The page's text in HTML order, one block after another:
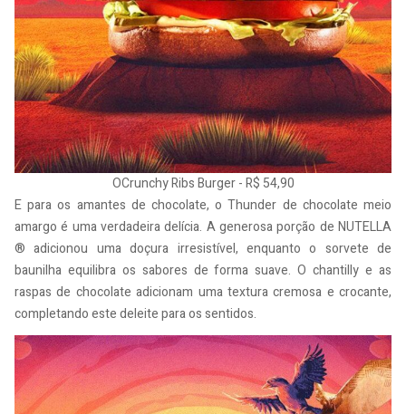
OCrunchy Ribs Burger - R$ 54,90
E para os amantes de chocolate, o Thunder de chocolate meio
amargo é uma verdadeira delícia. A generosa porção de NUTELLA
® adicionou uma doçura irresistível, enquanto o sorvete de
baunilha equilibra os sabores de forma suave. O chantilly e as
raspas de chocolate adicionam uma textura cremosa e crocante,
completando este deleite para os sentidos.